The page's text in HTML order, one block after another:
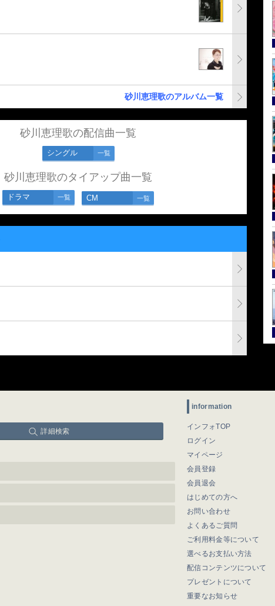
砂川恵理歌のアルバム一覧
砂川恵理歌の配信曲一覧
シングル 一覧
砂川恵理歌のタイアップ曲一覧
ドラマ 一覧 CM 一覧
詳細検索
information
インフォTOP
ログイン
マイページ
会員登録
会員退会
はじめての方へ
お問い合わせ
よくあるご質問
ご利用料金等について
選べるお支払い方法
配信コンテンツについて
プレゼントについて
重要なお知らせ